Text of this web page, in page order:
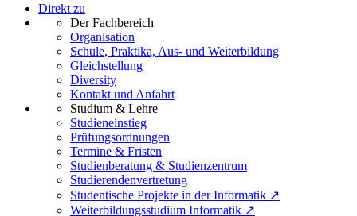
Direkt zu
Der Fachbereich
Organisation
Schule, Praktika, Aus- und Weiterbildung
Gleichstellung
Diversity
Kontakt und Anfahrt
Studium & Lehre
Studieneinstieg
Prüfungsordnungen
Termine & Fristen
Studienberatung & Studienzentrum
Studierendenvertretung
Studentische Projekte in der Informatik ↗
Weiterbildungsstudium Informatik ↗